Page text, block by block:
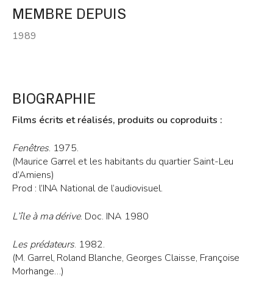
MEMBRE DEPUIS
1989
BIOGRAPHIE
Films écrits et réalisés, produits ou coproduits :
Fenêtres. 1975.
(Maurice Garrel et les habitants du quartier Saint-Leu
d’Amiens)
Prod : l’INA National de l’audiovisuel.
L’île à ma dérive. Doc. INA 1980
Les prédateurs. 1982.
(M. Garrel, Roland Blanche, Georges Claisse, Françoise
Morhange…)